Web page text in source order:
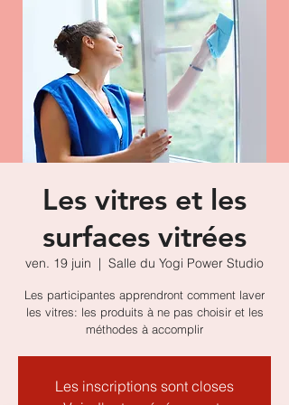
Les vitres et les
surfaces vitrées
ven. 19 juin
  |
Salle du Yogi Power Studio
Les participantes apprendront comment laver
les vitres: les produits à ne pas choisir et les
méthodes à accomplir
Les inscriptions sont closes